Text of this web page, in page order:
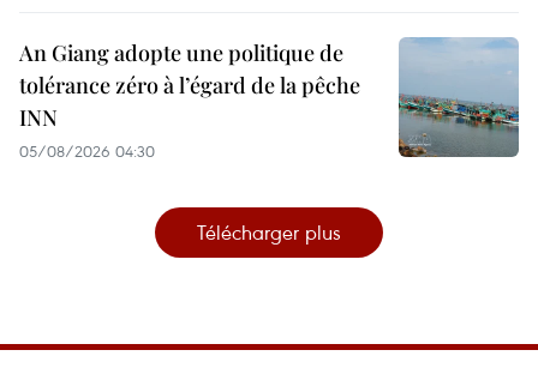
An Giang adopte une politique de
tolérance zéro à l’égard de la pêche
INN
05/08/2026 04:30
Télécharger plus